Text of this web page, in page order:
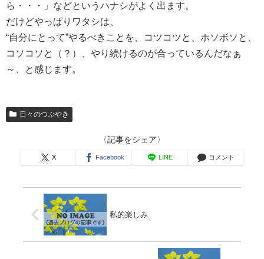
ら・・・」などというハナシがよく出ます。
だけどやっぱりワタシは、
“自分にとって”やるべきことを、コツコツと、ホソボソと、
コソコソと（？）、やり続けるのが合っているんだなぁ
～、と感じます。
日々のつぶやき
〈記事をシェア〉
X Facebook LINE コメント
私的楽しみ